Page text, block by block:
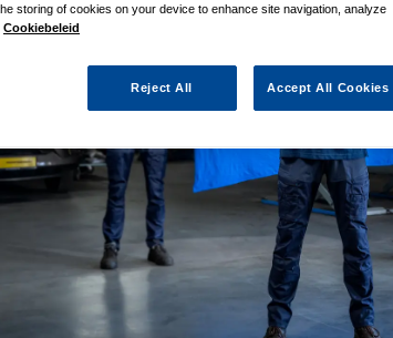
storing of cookies on your device to enhance site navigation, analyze
Cookiebeleid
Reject All Accept All Cookies